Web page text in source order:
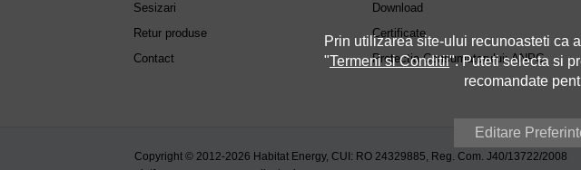
Sesizari
Retur produse
Contact
Download
Certificate
Protecția Consumatorului: ANPC
Copyright © 2012-2026 Habitat Energy, CUI: RO 24329885, Reg. Com. J40/13722/2008
Prin utilizarea site-ului recunoasteti ca
"Termeni si Conditii". Puteti selecta si
recomandate
Editare